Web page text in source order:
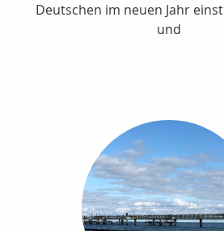
Deutschen im neuen Jahr
und